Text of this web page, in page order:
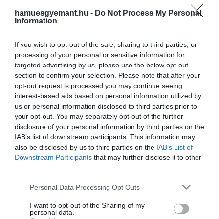
hamuesgyemant.hu - Do Not Process My Personal
Information
If you wish to opt-out of the sale, sharing to third parties, or
processing of your personal or sensitive information for
targeted advertising by us, please use the below opt-out
section to confirm your selection. Please note that after your
opt-out request is processed you may continue seeing
interest-based ads based on personal information utilized by
us or personal information disclosed to third parties prior to
your opt-out. You may separately opt-out of the further
disclosure of your personal information by third parties on the
IAB’s list of downstream participants. This information may
also be disclosed by us to third parties on the IAB’s List of
Downstream Participants that may further disclose it to other
Please note that this website/app uses one or more Google
not limited to your visit or usage behaviour. You may click to
grant or deny consent to Google and its third-party tags to
Personal Data Processing Opt Outs
I want to opt-out of the Sharing of my
personal data.
esszenciáját, mint a patates riganates. Ez
kifinomult: kívül aranybarnára sül, belül
krémesen puha marad, ízében pedig ott
vibrál a…
recept!